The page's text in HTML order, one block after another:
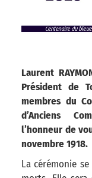
Laurent
Président de
membres du
d’Anciens
l’honneur de
novembre 1918.
La cérémonie